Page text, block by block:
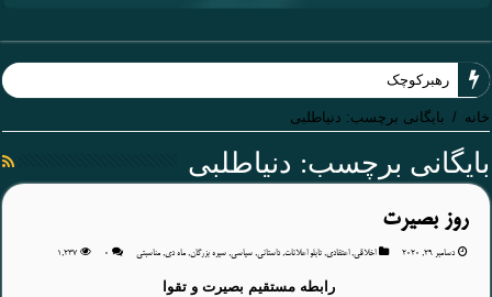
رهبرکوچک
خانه / بایگانی برچسب: دنیاطلبی
بایگانی برچسب: دنیاطلبی
روز بصیرت
دسامبر 29, 2020 اخلاقی,اعتقادی,تابلو اعلانات,داستانی,سیاسی,سیره بزرگان,ماه دی,مناسبتی ۰ 1,237
رابطه مستقیم بصیرت و تقوا